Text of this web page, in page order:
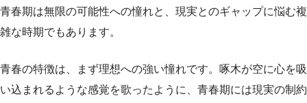
青春期は無限の可能性への憧れと、現実とのギャップに悩む複
雑な時期でもあります。
青春の特徴は、まず理想への強い憧れです。啄木が空に心を吸
い込まれるような感覚を歌ったように、青春期には現実の制約